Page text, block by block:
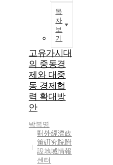
목
차
보
기
고유가시대
의 중동경
제와 대중
동 경제협
력 확대방
안
박복영
對外經濟政
策硏究院附
設地域情報
센터